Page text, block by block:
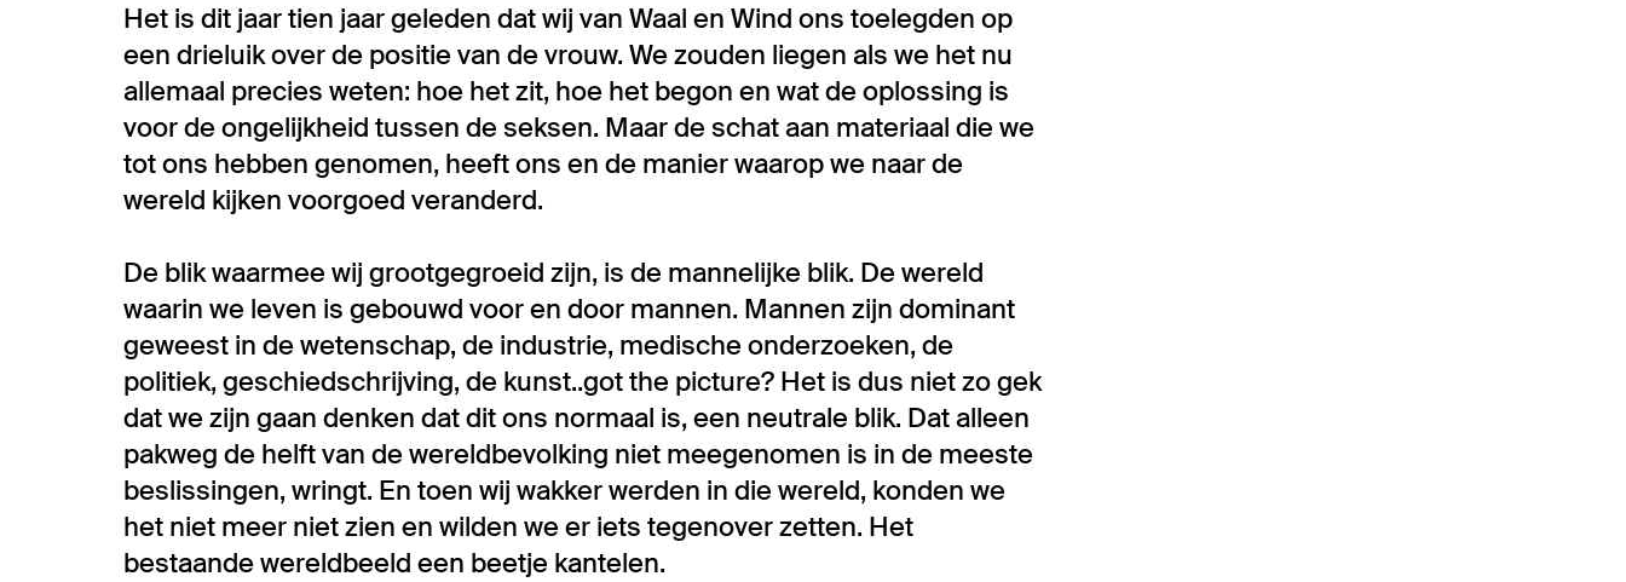
Het is dit jaar tien jaar geleden dat wij van Waal en Wind ons toelegden op
een drieluik over de positie van de vrouw. We zouden liegen als we het nu
allemaal precies weten: hoe het zit, hoe het begon en wat de oplossing is
voor de ongelijkheid tussen de seksen. Maar de schat aan materiaal die we
tot ons hebben genomen, heeft ons en de manier waarop we naar de
wereld kijken voorgoed veranderd.
De blik waarmee wij grootgegroeid zijn, is de mannelijke blik. De wereld
waarin we leven is gebouwd voor en door mannen. Mannen zijn dominant
geweest in de wetenschap, de industrie, medische onderzoeken, de
politiek, geschiedschrijving, de kunst..got the picture? Het is dus niet zo gek
dat we zijn gaan denken dat dit ons normaal is, een neutrale blik. Dat alleen
pakweg de helft van de wereldbevolking niet meegenomen is in de meeste
beslissingen, wringt. En toen wij wakker werden in die wereld, konden we
het niet meer niet zien en wilden we er iets tegenover zetten. Het
bestaande wereldbeeld een beetje kantelen.